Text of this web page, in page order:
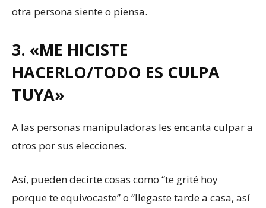
otra persona siente o piensa.
3. «ME HICISTE
HACERLO/TODO ES CULPA
TUYA»
A las personas manipuladoras les encanta culpar a
otros por sus elecciones.
Así, pueden decirte cosas como “te grité hoy
porque te equivocaste” o “llegaste tarde a casa, así